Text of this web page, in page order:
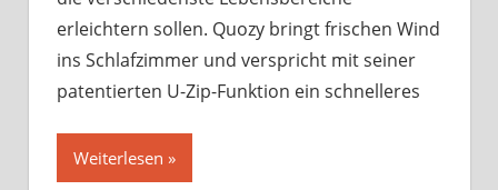
2025
erleichtern sollen. Quozy bringt frischen Wind
ins Schlafzimmer und verspricht mit seiner
patentierten U-Zip-Funktion ein schnelleres
Weiterlesen »